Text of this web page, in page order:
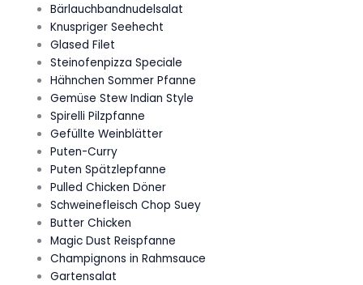
Bärlauchbandnudelsalat
Knuspriger Seehecht
Glased Filet
Steinofenpizza Speciale
Hähnchen Sommer Pfanne
Gemüse Stew Indian Style
Spirelli Pilzpfanne
Gefüllte Weinblätter
Puten-Curry
Puten Spätzlepfanne
Pulled Chicken Döner
Schweinefleisch Chop Suey
Butter Chicken
Magic Dust Reispfanne
Champignons in Rahmsauce
Gartensalat